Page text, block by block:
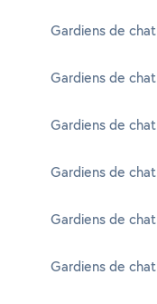
Gardiens de
Gardiens de
Gardiens de
Gardiens de
Gardiens de
Gardiens de